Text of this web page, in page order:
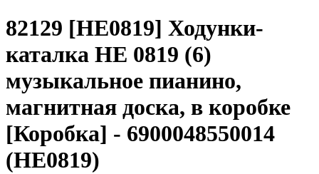
82129 [НЕ0819] Ходунки-
каталка НЕ 0819 (6)
музыкальное пианино,
магнитная доска, в коробке
[Коробка] - 6900048550014
(НЕ0819)